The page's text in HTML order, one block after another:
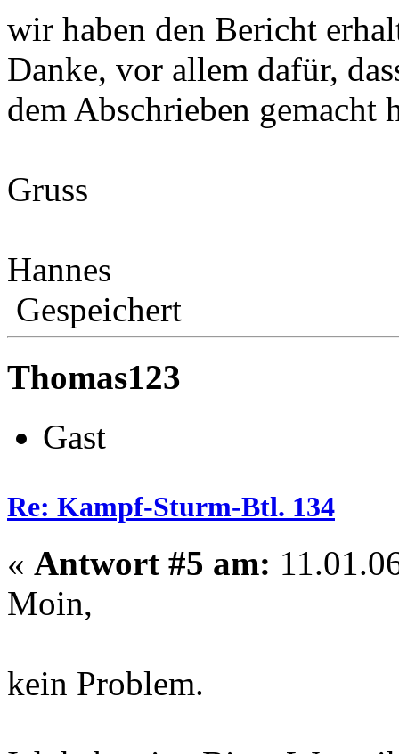
wir haben den Bericht
Danke, vor allem dafür,
dem Abschrieben gemacht
Gruss
Hannes
Gespeichert
Thomas123
Gast
Re: Kampf-Sturm-Btl. 134
« Antwort #5 am:
Moin,
kein Problem.